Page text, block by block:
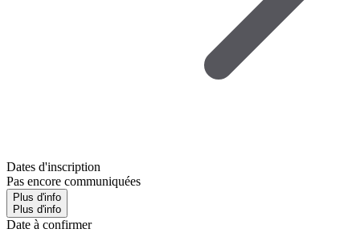
Dates d'inscription
Pas encore communiquées
Plus d'info
Plus d'info
Date à confirmer